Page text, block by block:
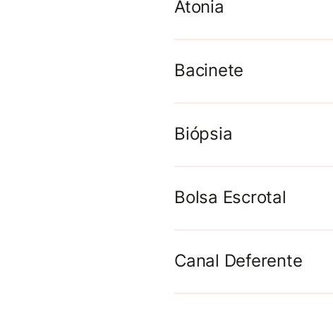
Atonia
Bacinete
Biópsia
Bolsa Escrotal
Canal Deferente